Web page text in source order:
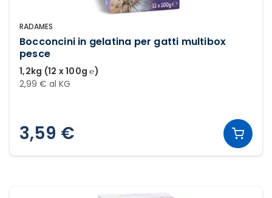
RADAMES
Bocconcini in gelatina per gatti multibox
pesce
1,2kg (12 x 100g ℮)
2,99 € al KG
3,59 €